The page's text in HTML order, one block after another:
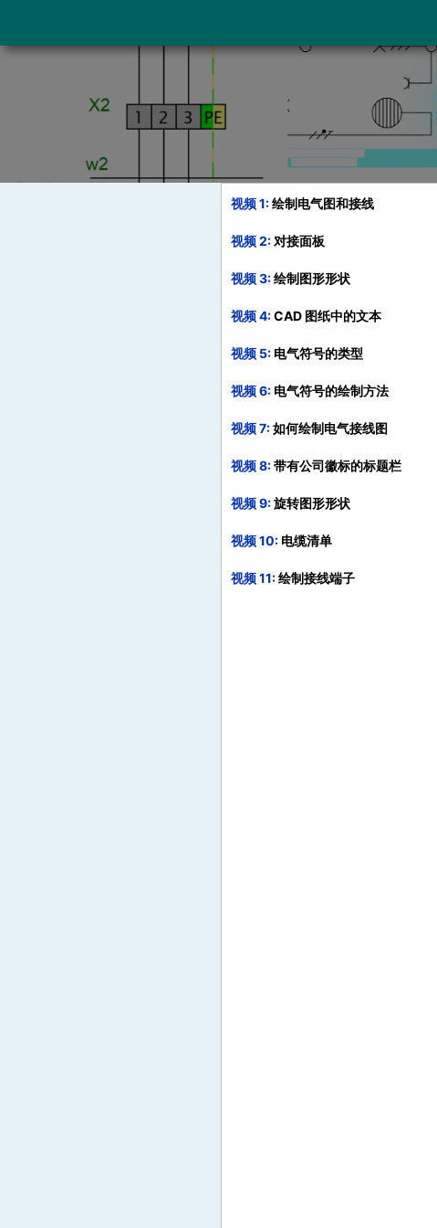
视频 1 绘制电气图和接线
视频 2 对接面板
视频 3 绘制图形形状
视频 4 CAD 图纸中的文本
视频 5 电气符号的类型
视频 6 电气符号的绘制方法
视频 7 如何绘制电气接线图
视频 8 带有公司徽标的标题栏
视频 9 旋转图形形状
视频 10 电缆清单
视频 11 绘制接线端子